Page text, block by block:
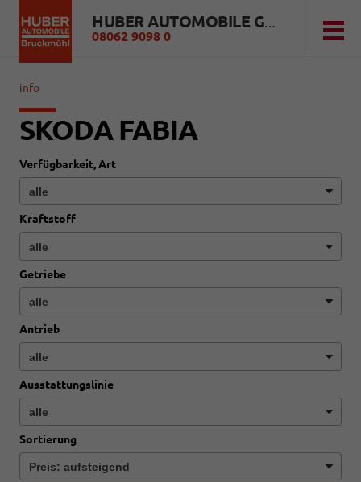
HUBER AUTOMOBILE GMBH
08062 9098 0
info
SKODA FABIA
Verfügbarkeit, Art
Kraftstoff
Getriebe
Antrieb
Ausstattungslinie
Sortierung